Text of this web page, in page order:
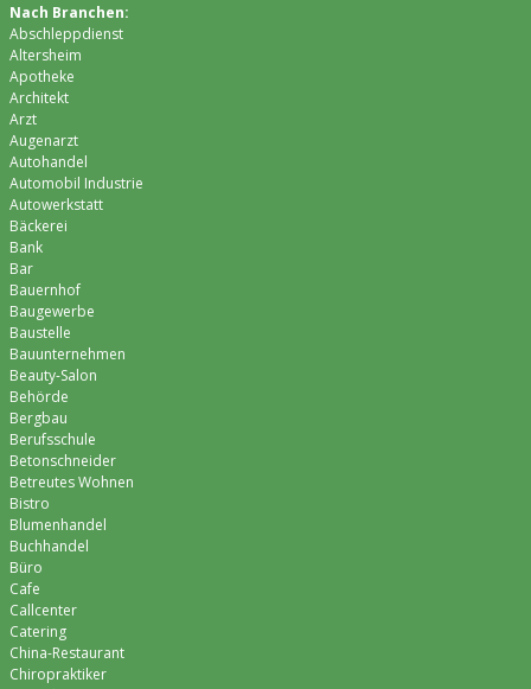
Nach Branchen:
Abschleppdienst
Altersheim
Apotheke
Architekt
Arzt
Augenarzt
Autohandel
Automobil Industrie
Autowerkstatt
Bäckerei
Bank
Bar
Bauernhof
Baugewerbe
Baustelle
Bauunternehmen
Beauty-Salon
Behörde
Bergbau
Berufsschule
Betonschneider
Betreutes Wohnen
Bistro
Blumenhandel
Buchhandel
Büro
Cafe
Callcenter
Catering
China-Restaurant
Chiropraktiker